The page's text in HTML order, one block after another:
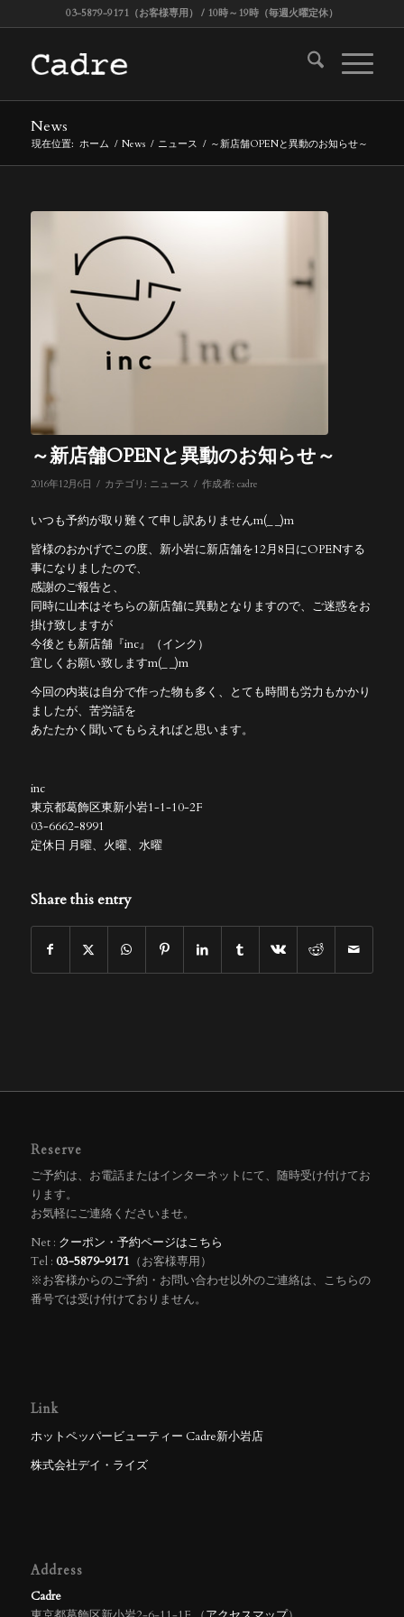
03-5879-9171（お客様専用） / 10時～19時（毎週火曜定休）
News
現在位置: ホーム / News / ニュース / ～新店舗OPENと異動のお知らせ～
～新店舗OPENと異動のお知らせ～
2016年12月6日 / カテゴリ: ニュース / 作成者: cadre
いつも予約が取り難くて申し訳ありませんm(_ _)m
皆様のおかげでこの度、新小岩に新店舗を12月8日にOPENする
事になりましたので、
感謝のご報告と、
同時に山本はそちらの新店舗に異動となりますので、ご迷惑をお
掛け致しますが
今後とも新店舗『inc』（インク）
宜しくお願い致しますm(_ _)m
今回の内装は自分で作った物も多く、とても時間も労力もかかり
ましたが、苦労話を
あたたかく聞いてもらえればと思います。
inc
東京都葛飾区東新小岩1-1-10-2F
03-6662-8991
定休日 月曜、火曜、水曜
Share this entry
Reserve
ご予約は、お電話またはインターネットにて、随時受け付けてお
ります。
お気軽にご連絡くださいませ。
Net : クーポン・予約ページはこちら
Tel : 03-5879-9171 （お客様専用）
※お客様からのご予約・お問い合わせ以外のご連絡は、こちらの
番号では受け付けておりません。
Link
ホットペッパービューティー Cadre新小岩店
株式会社デイ・ライズ
Address
Cadre